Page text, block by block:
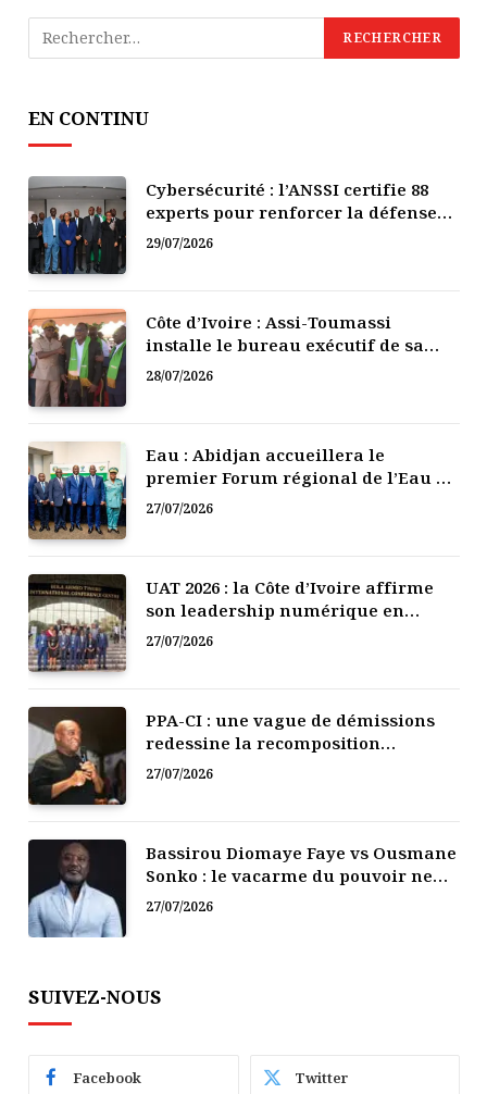
EN CONTINU
Cybersécurité : l’ANSSI certifie 88
experts pour renforcer la défense
numérique de la Côte d’Ivoire
29/07/2026
Côte d’Ivoire : Assi-Toumassi
installe le bureau exécutif de sa
mutuelle de développement
28/07/2026
Eau : Abidjan accueillera le
premier Forum régional de l’Eau de
l’Afrique de l’Ouest
27/07/2026
UAT 2026 : la Côte d’Ivoire affirme
son leadership numérique en
Afrique
27/07/2026
PPA-CI : une vague de démissions
redessine la recomposition
politique
27/07/2026
Bassirou Diomaye Faye vs Ousmane
Sonko : le vacarme du pouvoir ne
doit pas faire oublier les liens de la
Fraternité
27/07/2026
SUIVEZ-NOUS
Facebook Twitter